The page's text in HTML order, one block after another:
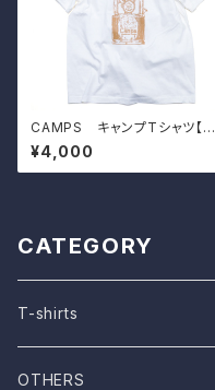
CAMPS キャンプTシャツ【ビ
ンテージバーナー】
¥4,000
CATEGORY
T-shirts
OTHERS